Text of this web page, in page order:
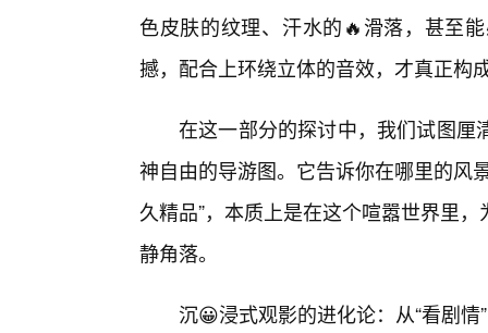
色皮肤的纹理、汗水的🔥滑落，甚至
撼，配合上环绕立体的音效，才真正构
在这一部分的探讨中，我们试图厘
神自由的导游图。它告诉你在哪里的风
久精品”，本质上是在这个喧嚣世界里
静角落。
沉😀浸式观影的进化论：从“看剧情